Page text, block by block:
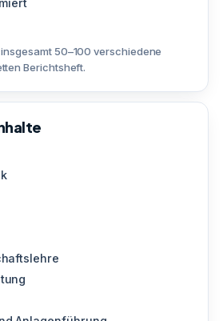
50–100 verschiedene
Berichtsheft.